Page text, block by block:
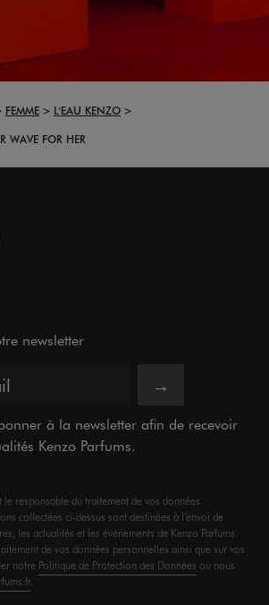
FEMME
L'EAU KENZO
WAVE FOR HER
newsletter
→
à la newsletter afin de recevoir
Kenzo Parfums.
le responsable du traitement de vos données
collectées ci-dessus sont destinées à l’envoi de
les actualités et les événements de Kenzo Parfums.
de vos données personnelles ainsi que sur vos
notre Politique de Protection des Données ou nous
.